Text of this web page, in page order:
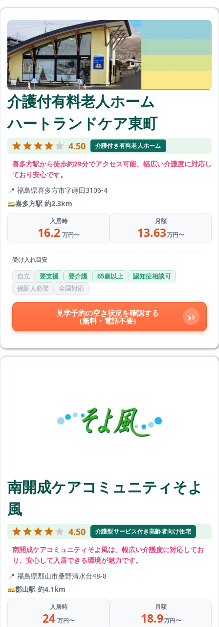
介護付有料老人ホーム
ハートランドケア東町
4.50 介護付き有料老人ホーム
喜多方駅から徒歩約29分でアクセス可能、幅広い介護度に対応し
ており安心です。
福島県喜多方市字蒔田3106-4
喜多方駅 約2.3km
入居時
16.2 万円〜
月額
13.63万円〜
受け入れ目安
自立 要支援 要介護 65歳以上
認知症相談可
保証人必要
全国対応
見学予約の空き状況を確認する
(無料・電話不要)
›
南開成ケアコミュニティそよ
風
4.50 介護型サービス付き高齢者向け住宅
南開成ケアコミュニティそよ風は、幅広い介護度に対応してお
り、安心して入居できる環境が魅力です。
福島県郡山市桑野清水台48-8
郡山駅 約4.1km
入居時
24 万円〜
月額
18.9万円〜